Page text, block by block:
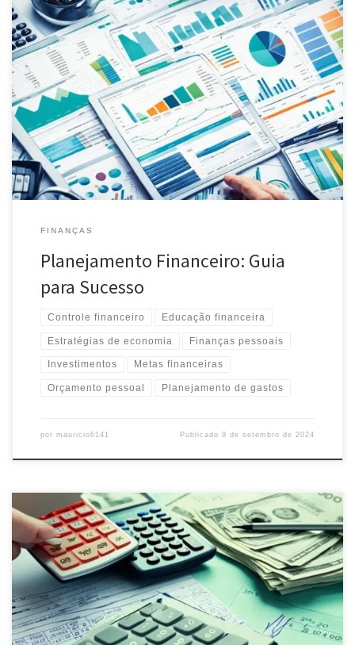
Descubra como alcançar estabilidade e sucesso com nosso guia
de planejamento financeiro. Dicas de orçamento, investimentos e
mais!
FINANÇAS
Planejamento Financeiro: Guia
para Sucesso
Controle financeiro Educação financeira
Estratégias de economia Finanças pessoais
Investimentos Metas financeiras
Orçamento pessoal Planejamento de gastos
por mauricio6141 Publicado9 de setembro de 2024
Aprenda a criar um orçamento pessoal eficiente e tome controle
das suas finanças. Dicas práticas para equilibrar gastos, economizar
e alcançar seus objetivos financeiros.